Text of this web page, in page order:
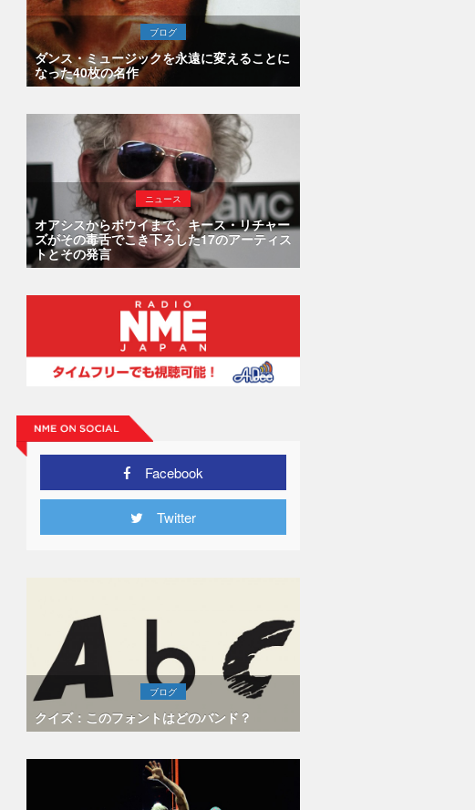
ブログ
ダンス・ミュージックを永遠に変えることに
なった40枚の名作
ニュース
オアシスからボウイまで、キース・リチャー
ズがその毒舌でこき下ろした17のアーティス
トとその発言
Facebook
Twitter
ブログ
クイズ：このフォントはどのバンド？